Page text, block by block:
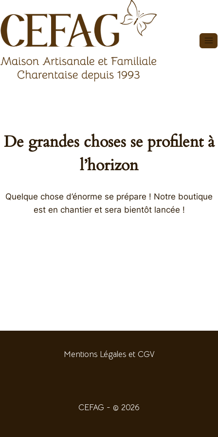
au
contenu
De grandes choses se profilent à
l’horizon
Quelque chose d’énorme se prépare ! Notre boutique
est en chantier et sera bientôt lancée !
Mentions Légales et CGV
CEFAG - © 2026